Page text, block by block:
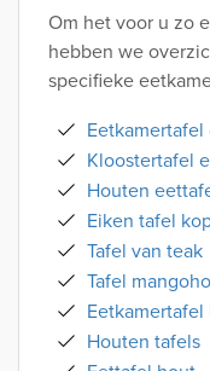
Om het voor u zo
hebben we
specifieke
Eetkamertafel
Kloostertafel
Houten
Eiken tafel
Tafel van teak
Tafel
Houten tafels